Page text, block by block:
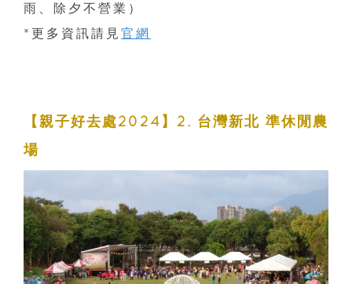
雨、除夕不營業）
*更多資訊請見 官網
【親子好去處2024】2. 台灣新北 準休閒農
場